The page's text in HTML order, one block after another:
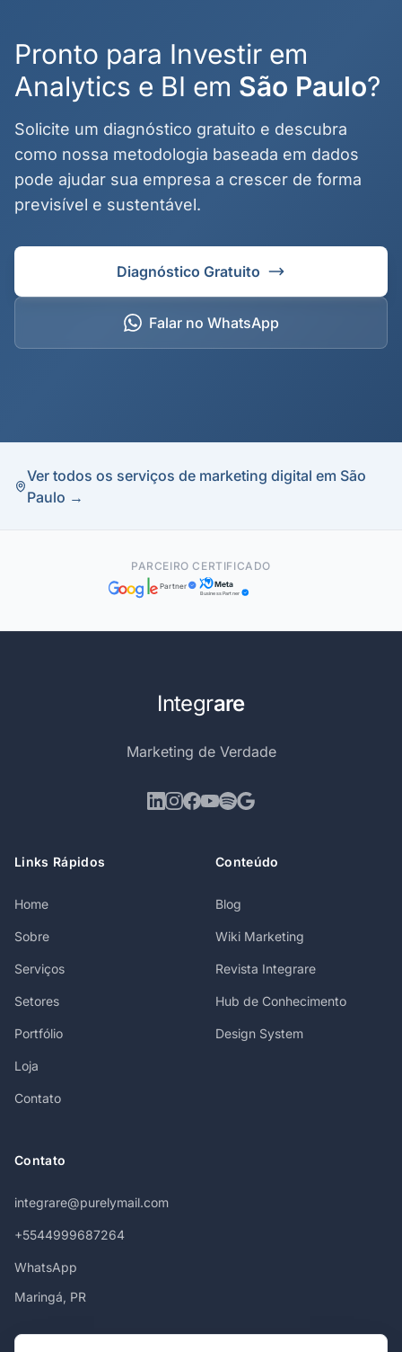
Pronto para Investir em
Analytics e BI em São Paulo?
Solicite um diagnóstico gratuito e descubra
como nossa metodologia baseada em dados
pode ajudar sua empresa a crescer de forma
previsível e sustentável.
Diagnóstico Gratuito
Falar no WhatsApp
Ver todos os serviços de marketing digital em São
Paulo →
PARCEIRO CERTIFICADO
Partner Meta
Business Partner
Integrare
Marketing de Verdade
Links Rápidos
Home
Sobre
Serviços
Setores
Portfólio
Loja
Contato
Conteúdo
Blog
Wiki Marketing
Revista Integrare
Hub de Conhecimento
Design System
Contato
integrare@purelymail.com
+5544999687264
WhatsApp
Maringá, PR